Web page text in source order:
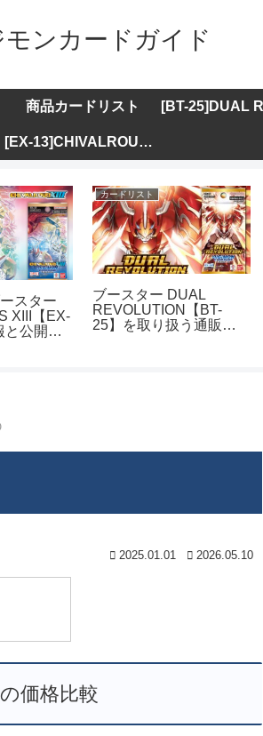
モンカードガイド
商品カードリスト
[EX-13]CHIVALROUS XIII
スター
XIII【EX-
と公開カ
カードリスト
ブースター DUAL
REVOLUTION【BT-
25】を取り扱う通販サ
2025.01.01 2026.05.10
価格比較